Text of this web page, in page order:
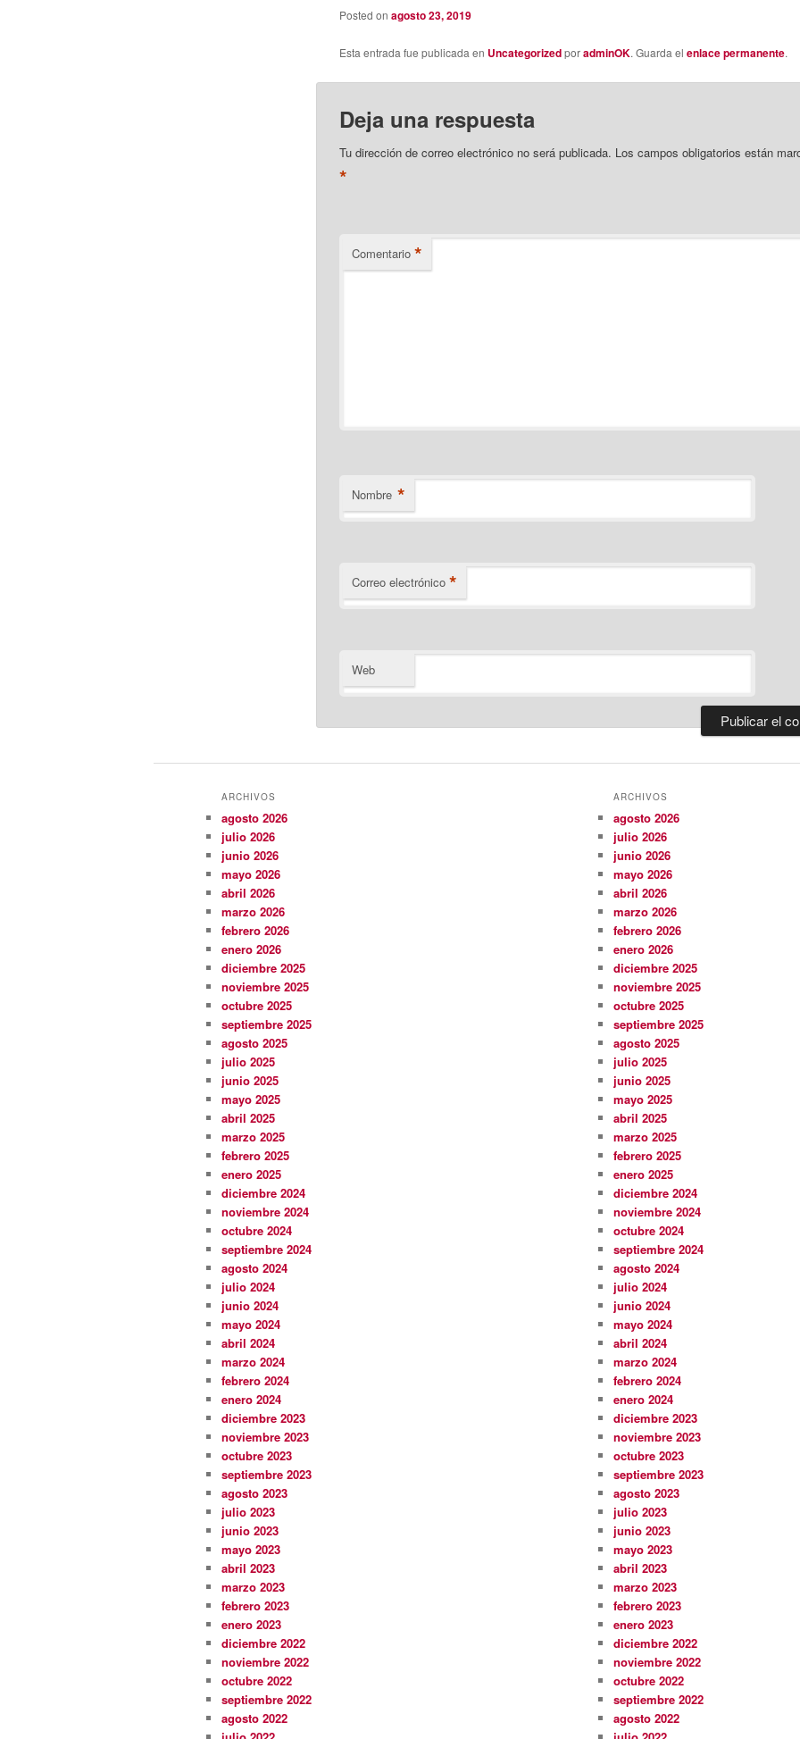
Posted on agosto 23, 2019
Esta entrada fue publicada en UncategorizedporadminOK. Guarda el enlace permanente.
Deja una respuesta
Tu dirección de correo electrónico no será publicada. Los campos obligatorios están
*
Comentario *
Nombre *
Correo electrónico *
Web
ARCHIVOS
agosto 2026
julio 2026
junio 2026
mayo 2026
abril 2026
marzo 2026
febrero 2026
enero 2026
diciembre 2025
noviembre 2025
octubre 2025
septiembre 2025
agosto 2025
julio 2025
junio 2025
mayo 2025
abril 2025
marzo 2025
febrero 2025
enero 2025
diciembre 2024
noviembre 2024
octubre 2024
septiembre 2024
agosto 2024
julio 2024
junio 2024
mayo 2024
abril 2024
marzo 2024
febrero 2024
enero 2024
diciembre 2023
noviembre 2023
octubre 2023
septiembre 2023
agosto 2023
julio 2023
junio 2023
mayo 2023
abril 2023
marzo 2023
febrero 2023
enero 2023
diciembre 2022
noviembre 2022
octubre 2022
septiembre 2022
agosto 2022
ARCHIVOS
agosto 2026
julio 2026
junio 2026
mayo 2026
abril 2026
marzo 2026
febrero 2026
enero 2026
diciembre 2025
noviembre 2025
octubre 2025
septiembre 2025
agosto 2025
julio 2025
junio 2025
mayo 2025
abril 2025
marzo 2025
febrero 2025
enero 2025
diciembre 2024
noviembre 2024
octubre 2024
septiembre 2024
agosto 2024
julio 2024
junio 2024
mayo 2024
abril 2024
marzo 2024
febrero 2024
enero 2024
diciembre 2023
noviembre 2023
octubre 2023
septiembre 2023
agosto 2023
julio 2023
junio 2023
mayo 2023
abril 2023
marzo 2023
febrero 2023
enero 2023
diciembre 2022
noviembre 2022
octubre 2022
septiembre 2022
agosto 2022